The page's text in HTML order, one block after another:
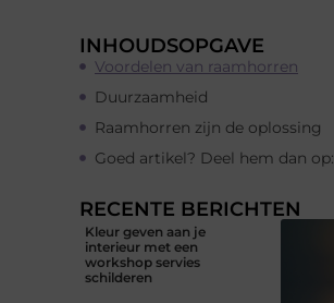
INHOUDSOPGAVE
Voordelen van raamhorren
Duurzaamheid
Raamhorren zijn de oplossing
Goed artikel? Deel hem dan op:
RECENTE BERICHTEN
Kleur geven aan je
interieur met een
workshop servies
schilderen